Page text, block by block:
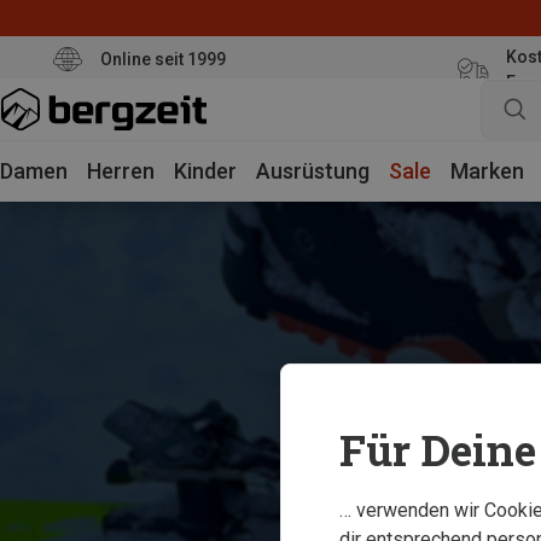
Online seit 1999
Euro
Damen Herren Kinder Ausrüstung Sale Marken
Für
… verwenden wir